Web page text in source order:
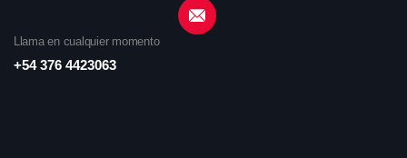
Llama en cualquier momento
+54 376 4423063